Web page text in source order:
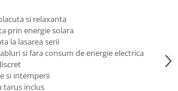
si relaxanta
prin energie solara
la lasarea serii
si fara consum de energie electrica
si intemperii
tarus inclus